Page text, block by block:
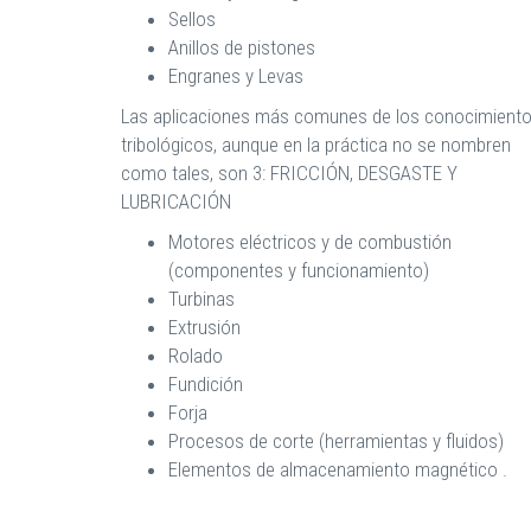
Sellos
Anillos de pistones
Engranes y Levas
Las aplicaciones más comunes de los
tribológicos, aunque en la práctica no se nombren
como tales, son 3: FRICCIÓN, DESGASTE Y
LUBRICACIÓN
Motores eléctricos y de combustión
(componentes y funcionamiento)
Turbinas
Extrusión
Rolado
Fundición
Forja
Procesos de corte (herramientas y fluidos)
Elementos de almacenamiento magnético .